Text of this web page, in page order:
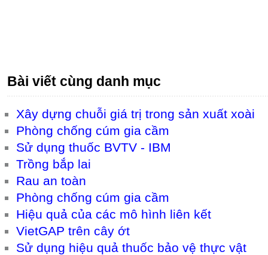
Bài viết cùng danh mục
Xây dựng chuỗi giá trị trong sản xuất xoài
Phòng chống cúm gia cầm
Sử dụng thuốc BVTV - IBM
Trồng bắp lai
Rau an toàn
Phòng chống cúm gia cầm
Hiệu quả của các mô hình liên kết
VietGAP trên cây ớt
Sử dụng hiệu quả thuốc bảo vệ thực vật